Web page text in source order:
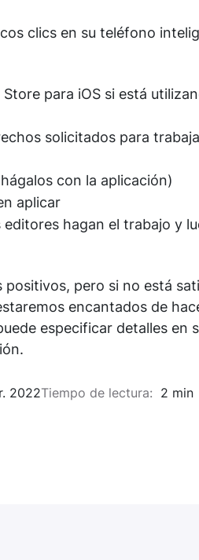
clics en su teléfono
para iOS si está
solicitados para
con la aplicación)
aplicar
editores hagan el trabajo y
pero si no está
encantados de
especificar detalles en
2022Tiempo de lectura: 2 min